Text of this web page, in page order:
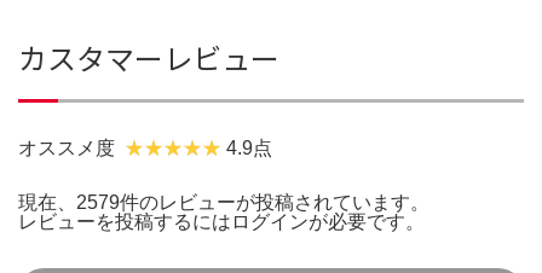
カスタマーレビュー
オススメ度 4.9点
現在、2579件のレビューが投稿されています。
レビューを投稿するには ログインが必要です。